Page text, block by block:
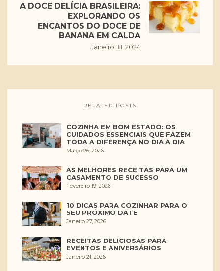
A DOCE DELÍCIA BRASILEIRA:
EXPLORANDO OS
ENCANTOS DO DOCE DE
BANANA EM CALDA
Janeiro 18, 2024
RELATED POSTS
COZINHA EM BOM ESTADO: OS
CUIDADOS ESSENCIAIS QUE FAZEM
TODA A DIFERENÇA NO DIA A DIA
Março 26, 2026
AS MELHORES RECEITAS PARA UM
CASAMENTO DE SUCESSO
Fevereiro 19, 2026
10 DICAS PARA COZINHAR PARA O
SEU PRÓXIMO DATE
Janeiro 27, 2026
RECEITAS DELICIOSAS PARA
EVENTOS E ANIVERSÁRIOS
Janeiro 21, 2026